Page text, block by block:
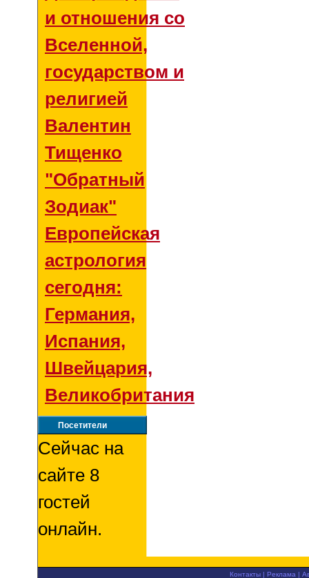
и отношения со
Вселенной,
государством и
религией
Валентин
Тищенко
"Обратный
Зодиак"
Европейская
астрология
сегодня:
Германия,
Испания,
Швейцария,
Великобритания
Посетители
Сейчас на
сайте 8
гостей
онлайн.
Контакты |Реклама |